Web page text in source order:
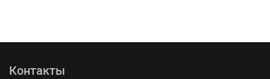
Контакты